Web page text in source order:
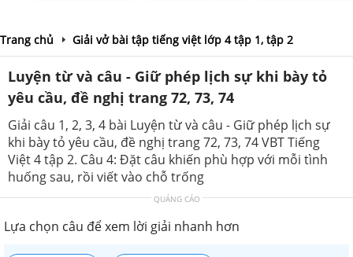
Trang chủ Giải vở bài tập tiếng việt lớp 4 tập 1, tập 2
Luyện từ và câu - Giữ phép lịch sự khi bày tỏ
yêu cầu, đề nghị trang 72, 73, 74
Giải câu 1, 2, 3, 4 bài Luyện từ và câu - Giữ phép lịch sự
khi bày tỏ yêu cầu, đề nghị trang 72, 73, 74 VBT Tiếng
Việt 4 tập 2. Câu 4: Đặt câu khiến phù hợp với mỗi tình
huống sau, rồi viết vào chỗ trống
QUẢNG CÁO
Lựa chọn câu để xem lời giải nhanh hơn